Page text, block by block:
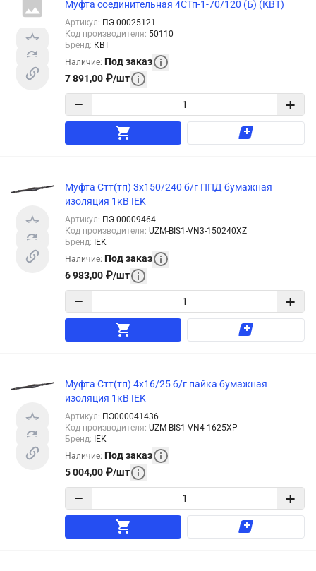
Муфта соединительная 4СТп-1-70/120 (Б) (КВТ)
Артикул: ПЭ-00025121
Код производителя: 50110
Бренд: КВТ
Наличие: Под заказ
7 891,00 ₽/шт
− +
Муфта Стт(тп) 3х150/240 б/г ППД бумажная
изоляция 1кВ IEK
Артикул: ПЭ-00009464
Код производителя: UZM-BIS1-VN3-150240XZ
Бренд: IEK
Наличие: Под заказ
6 983,00 ₽/шт
− +
Муфта Стт(тп) 4х16/25 б/г пайка бумажная
изоляция 1кВ IEK
Артикул: ПЭ000041436
Код производителя: UZM-BIS1-VN4-1625XP
Бренд: IEK
Наличие: Под заказ
5 004,00 ₽/шт
− +